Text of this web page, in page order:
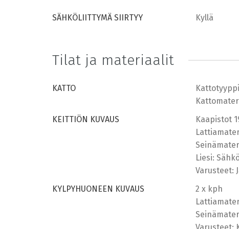
SÄHKÖLIITTYMÄ SIIRTYY Kyllä
Tilat ja materiaalit
KATTO
KEITTIÖN KUVAUS
Kaapistot
Liesi:
Varusteet:
KYLPYHUONEEN KUVAUS
2 x kph